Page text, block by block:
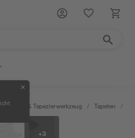
✕
Tapeten & Tapezierwerkzeug / Tapeten /
+3